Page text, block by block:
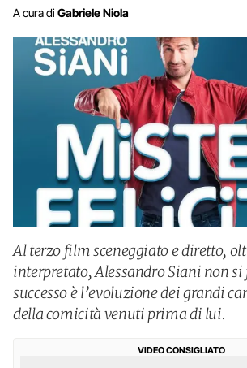
A cura di Gabriele Niola
Al terzo film sceneggiato e diretto,
interpretato, Alessandro Siani non
successo è l’evoluzione dei grandi
della comicità venuti prima di lui.
VIDEO CONSIGLIATO